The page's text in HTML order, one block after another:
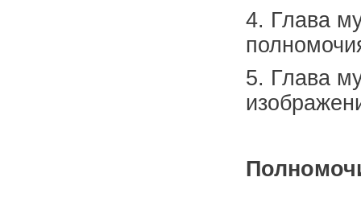
4. Глава
5. Глава